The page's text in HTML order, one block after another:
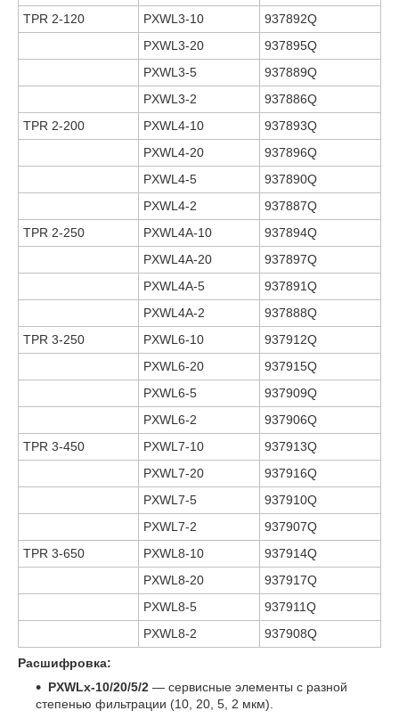
TPR 2-120 PXWL3-10
937892Q
PXWL3-20
937895Q
PXWL3-5
937889Q
PXWL3-2
937886Q
TPR 2-200
PXWL4-10
937893Q
PXWL4-20
937896Q
PXWL4-5
937890Q
PXWL4-2
937887Q
TPR 2-250
PXWL4A-10
937894Q
PXWL4A-20
937897Q
PXWL4A-5
937891Q
PXWL4A-2
937888Q
TPR 3-250
PXWL6-10
937912Q
PXWL6-20
937915Q
PXWL6-5
937909Q
PXWL6-2
937906Q
TPR 3-450
PXWL7-10
937913Q
PXWL7-20
937916Q
PXWL7-5
937910Q
PXWL7-2
937907Q
TPR 3-650
PXWL8-10
937914Q
PXWL8-20
937917Q
PXWL8-5
937911Q
PXWL8-2
937908Q
Расшифровка:
PXWLx-10/20/5/2 — сервисные элементы с разной
степенью фильтрации (10, 20, 5, 2 мкм).